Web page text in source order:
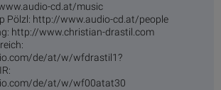
cd.at/music
Pölzl: http://www.audio-cd.at/people
http://www.christian-drastil.com
de/at/w/wfdrastil1?
de/at/w/wf00atat30